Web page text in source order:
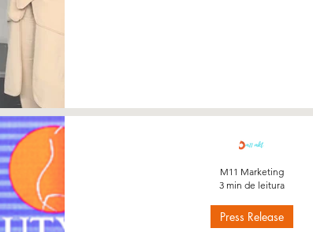
Press Release
M11 Marketing
3 min de leitura